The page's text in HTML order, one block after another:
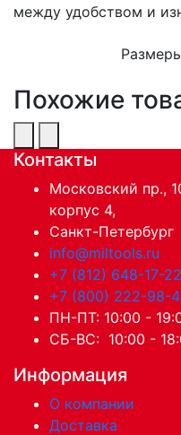
между удобством и
Похожие
Контакты
Московский пр.,
корпус 4,
Санкт-Петербург
info@miltools.ru
+7 (812) 648-17-22
+7 (800) 222-98-
ПН-ПТ: 10:00 -
СБ-ВС: 10:00 -
Информация
О компании
Доставка